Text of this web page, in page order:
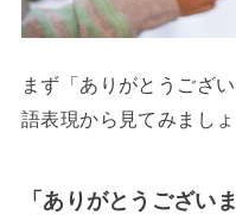
まず「ありがとうござ
語表現から見てみましょ
「ありがとうござい